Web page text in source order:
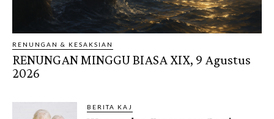
RENUNGAN & KESAKSIAN
RENUNGAN MINGGU BIASA XIX, 9 Agustus
2026
BERITA KAJ